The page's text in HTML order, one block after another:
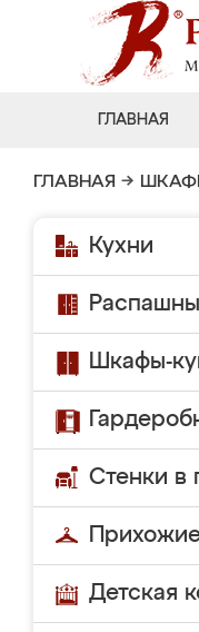
ГЛАВНАЯ
ГЛАВНАЯ →
Кухни
Шкафы-
Стенки в
Детская